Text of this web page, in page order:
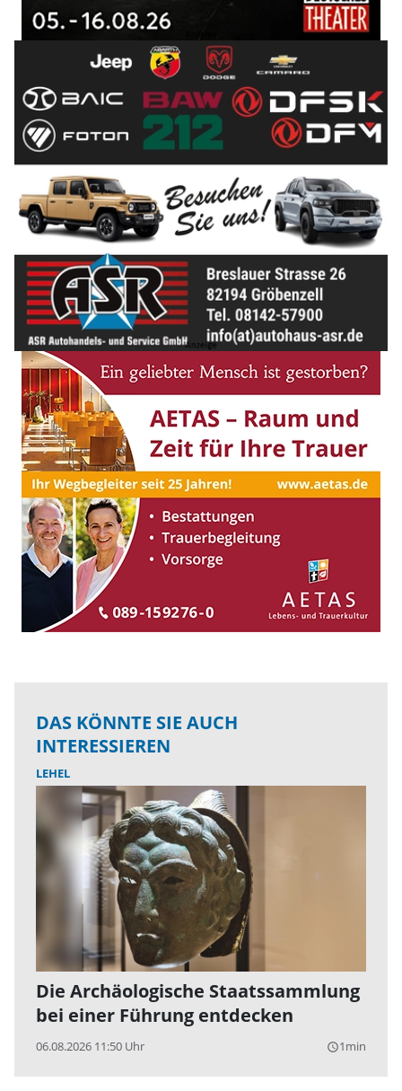
DAS KÖNNTE SIE AUCH
INTERESSIEREN
LEHEL
Die Archäologische Staatssammlung
bei einer Führung entdecken
06.08.2026 11:50 Uhr query_builder1min